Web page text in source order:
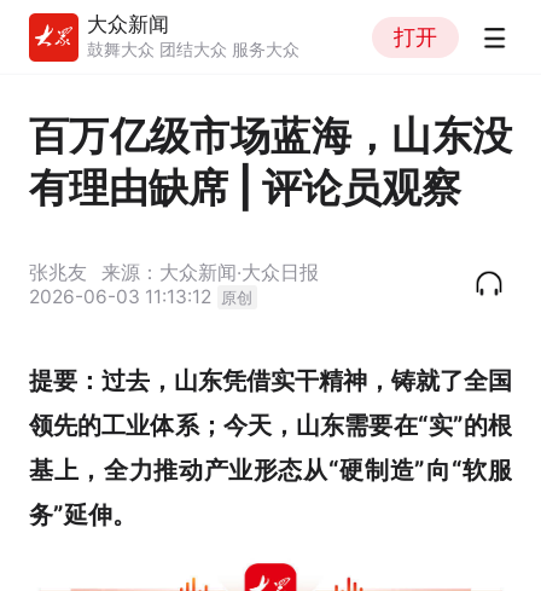
大众新闻
鼓舞大众 团结大众 服务大众
打开
百万亿级市场蓝海，山东没
有理由缺席 | 评论员观察
张兆友
来源：大众新闻·大众日报
2026-06-03 11:13:12 原创
提要： 过去，山东凭借实干精神，铸就了全国
领先的工业体系；今天，山东需要在“实”的根
基上，全力推动产业形态从“硬制造”向“软服
务”延伸。